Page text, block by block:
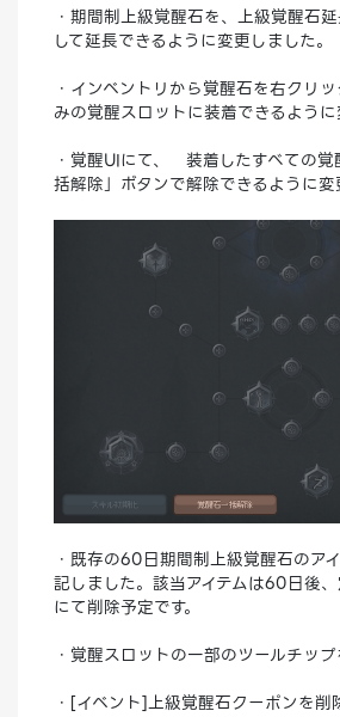
・期間制上級覚醒石を、上級覚醒石
して延長できるように変更しました。
・インベントリから覚醒石を右クリ
みの覚醒スロットに装着できるように
・覚醒UIにて、 装着したすべての
括解除」ボタンで解除できるように変
・既存の60日期間制上級覚醒石のア
記しました。該当アイテムは60日後
にて削除予定です。
・覚醒スロットの一部のツールチップ
・[イベント]上級覚醒石クーポンを削